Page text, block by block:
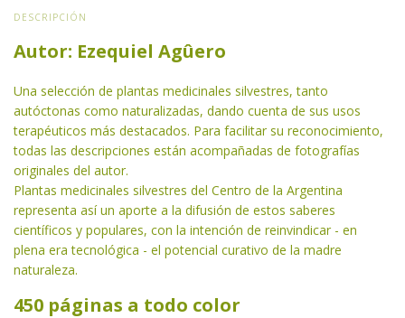
DESCRIPCIÓN
Autor: Ezequiel Agûero
Una selección de plantas medicinales silvestres, tanto
autóctonas como naturalizadas, dando cuenta de sus usos
terapéuticos más destacados. Para facilitar su reconocimiento,
todas las descripciones están acompañadas de fotografías
originales del autor.
Plantas medicinales silvestres del Centro de la Argentina
representa así un aporte a la difusión de estos saberes
científicos y populares, con la intención de reinvindicar - en
plena era tecnológica - el potencial curativo de la madre
naturaleza.
450 páginas a todo color